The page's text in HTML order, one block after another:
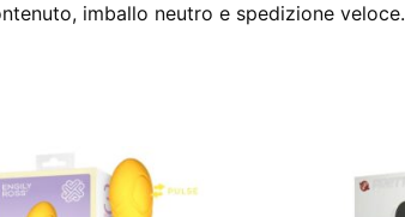
imballo neutro e spedizione veloce.